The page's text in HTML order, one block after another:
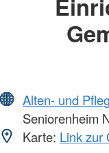
Alten- und
Seniorenheim
Karte: Link zur